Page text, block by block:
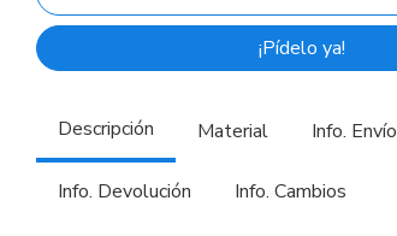
¡Pídelo ya!
Descripción Material Info. Envío
Info. Devolución Info. Cambios